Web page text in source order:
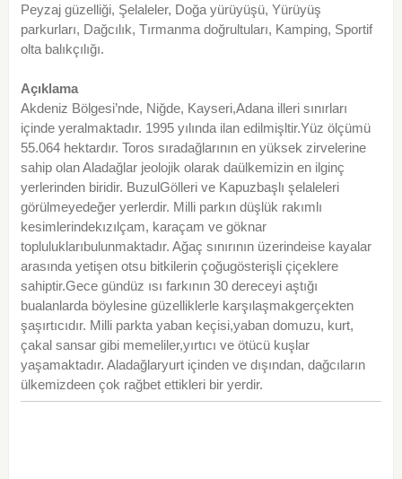
Peyzaj güzelliği, Şelaleler, Doğa yürüyüşü, Yürüyüş
parkurları, Dağcılık, Tırmanma doğrultuları, Kamping, Sportif
olta balıkçılığı.
Açıklama
Akdeniz Bölgesi’nde, Niğde, Kayseri,Adana illeri sınırları
içinde yeralmaktadır. 1995 yılında ilan edilmişltir.Yüz ölçümü
55.064 hektardır. Toros sıradağlarının en yüksek zirvelerine
sahip olan Aladağlar jeolojik olarak daülkemizin en ilginç
yerlerinden biridir. BuzulGölleri ve Kapuzbaşlı şelaleleri
görülmeyedeğer yerlerdir. Milli parkın düşlük rakımlı
kesimlerindekızılçam, karaçam ve göknar
topluluklarıbulunmaktadır. Ağaç sınırının üzerindeise kayalar
arasında yetişen otsu bitkilerin çoğugösterişli çiçeklere
sahiptir.Gece gündüz ısı farkının 30 dereceyi aştığı
bualanlarda böylesine güzelliklerle karşılaşmakgerçekten
şaşırtıcıdır. Milli parkta yaban keçisi,yaban domuzu, kurt,
çakal sansar gibi memeliler,yırtıcı ve ötücü kuşlar
yaşamaktadır. Aladağlaryurt içinden ve dışından, dağcıların
ülkemizdeen çok rağbet ettikleri bir yerdir.